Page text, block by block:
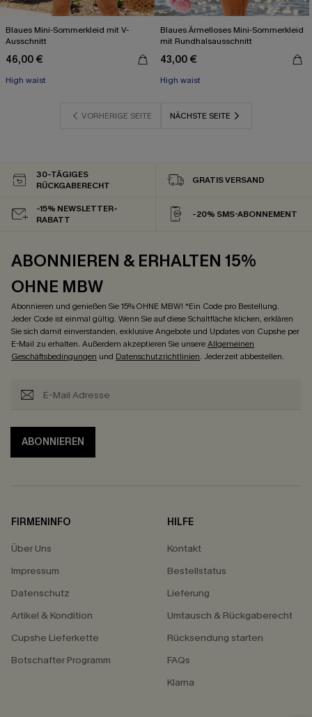
Blaues Mini-Sommerkleid mit V-
Ausschnitt
46,00 €
High waist
Blaues Ärmelloses Mini-Sommerkleid
mit Rundhalsausschnitt
43,00 €
High waist
VORHERIGE SEITE NÄCHSTE SEITE
30-TÄGIGES
RÜCKGABERECHT
GRATIS VERSAND
-15% NEWSLETTER-
RABATT
-20% SMS-ABONNEMENT
ABONNIEREN & ERHALTEN 15%
OHNE MBW
Abonnieren und genießen Sie 15% OHNE MBW! *Ein Code pro Bestellung.
Jeder Code ist einmal gültig. Wenn Sie auf diese Schaltfläche klicken, erklären
Sie sich damit einverstanden, exklusive Angebote und Updates von Cupshe per
E-Mail zu erhalten. Außerdem akzeptieren Sie unsereAllgemeinen
Geschäftsbedingungen und Datenschutzrichtlinien. Jederzeit abbestellen.
ABONNIEREN
FIRMENINFO
Über Uns
Impressum
Datenschutz
Artikel & Kondition
Cupshe Lieferkette
Botschafter Programm
HILFE
Kontakt
Bestellstatus
Lieferung
Umtausch & Rückgaberecht
Rücksendung starten
FAQs
Klarna